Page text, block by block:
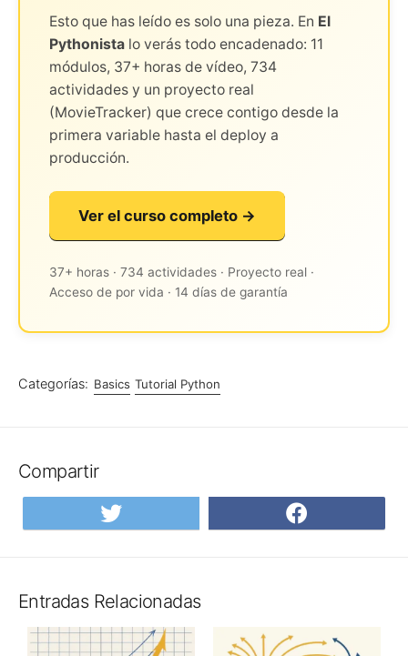
Esto que has leído es solo una pieza. En El
Pythonista lo verás todo encadenado: 11
módulos, 37+ horas de vídeo, 734
actividades y un proyecto real
(MovieTracker) que crece contigo desde la
primera variable hasta el deploy a
producción.
Ver el curso completo →
37+ horas · 734 actividades · Proyecto real ·
Acceso de por vida · 14 días de garantía
Categorías: Basics Tutorial Python
Compartir
Compartir
en
en
Entradas Relacionadas